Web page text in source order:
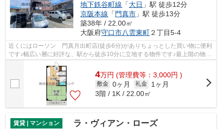
地下鉄谷町線 「大日 」駅 徒歩12分
京阪本線 「 門真市 」駅 徒歩13分
築38年 / 22.00㎡
大阪府守口市八雲東町２丁目5-4
近くにはローソン 門真月出町店(徒歩6分)がありちょっとした買い物に便利
です♪幅広い層に好評な、駅から徒歩10分に立地する物件です♪最上階の物件
です♪造りとデザインに関して、自信...
4万円 (管理費等：3,000円 )
敷金 0ヶ月 礼金
1ヶ月
3階 / 1K / 22.00㎡
賃貸 | マンション ラ・ヴィアン・ローズ